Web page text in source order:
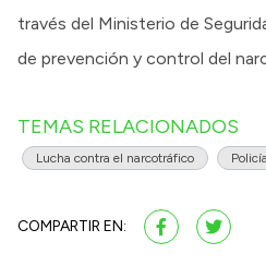
través del Ministerio de
de prevención y control del
TEMAS RELACIONADOS
Lucha contra el narcotráfico Policía
COMPARTIR EN: